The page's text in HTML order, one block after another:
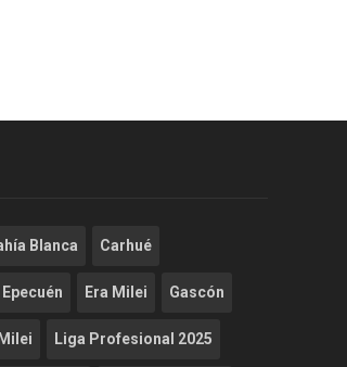
Blanca Carhué
Epecuén Era Milei Gascón
Liga Profesional 2025